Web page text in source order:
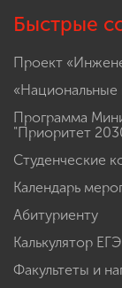
Быстрые
Проект
Программа
"Приоритет
Студенческие
Календарь
Абитуриенту
Калькулятор ЕГЭ
Факультеты и